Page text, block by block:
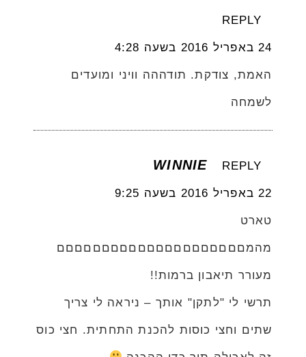
REPLY
24 באפריל 2016 בשעה 4:28
האמת, צודקת. תודההה וויני ומועדים
לשמחה
WINNIE REPLY
22 באפריל 2016 בשעה 9:25
טארט
מהמםםםםםםםםםםםםםםםםםםםםם
מעורר תיאבון ברמות!!
תרשי לי "לתקן" אותך – ניראה לי צריך
שתים וחצי כוסות להכנת התחתית. חצי כוס